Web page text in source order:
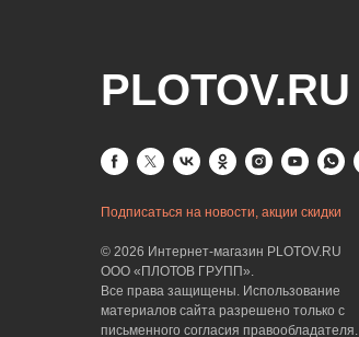
PLOTOV.RU
Подписаться на новости, акции скидки
© 2026 Интернет-магазин PLOTOV.RU
ООО «ПЛОТОВ ГРУПП».
Все права защищены. Использование
материалов сайта разрешено только с
письменного согласия правообладателя.